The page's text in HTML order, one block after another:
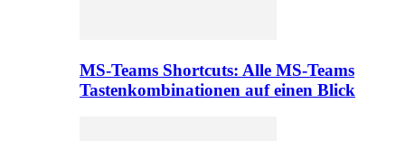
MS-Teams Shortcuts: Alle MS-Teams
Tastenkombinationen auf einen Blick